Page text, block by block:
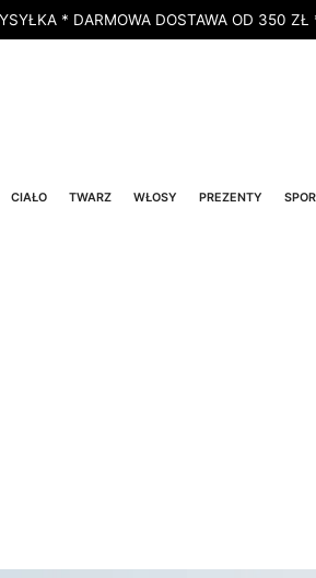
* DARMOWA DOSTAWA OD 350
CIAŁO TWARZ WŁOSY PREZENTY